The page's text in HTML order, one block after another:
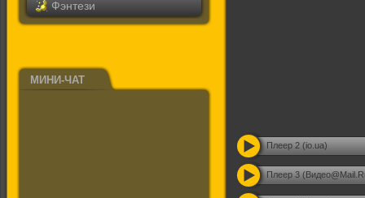
Фэнтези
МИНИ-ЧАТ
Плеер 2 (io.ua)
Плеер 3